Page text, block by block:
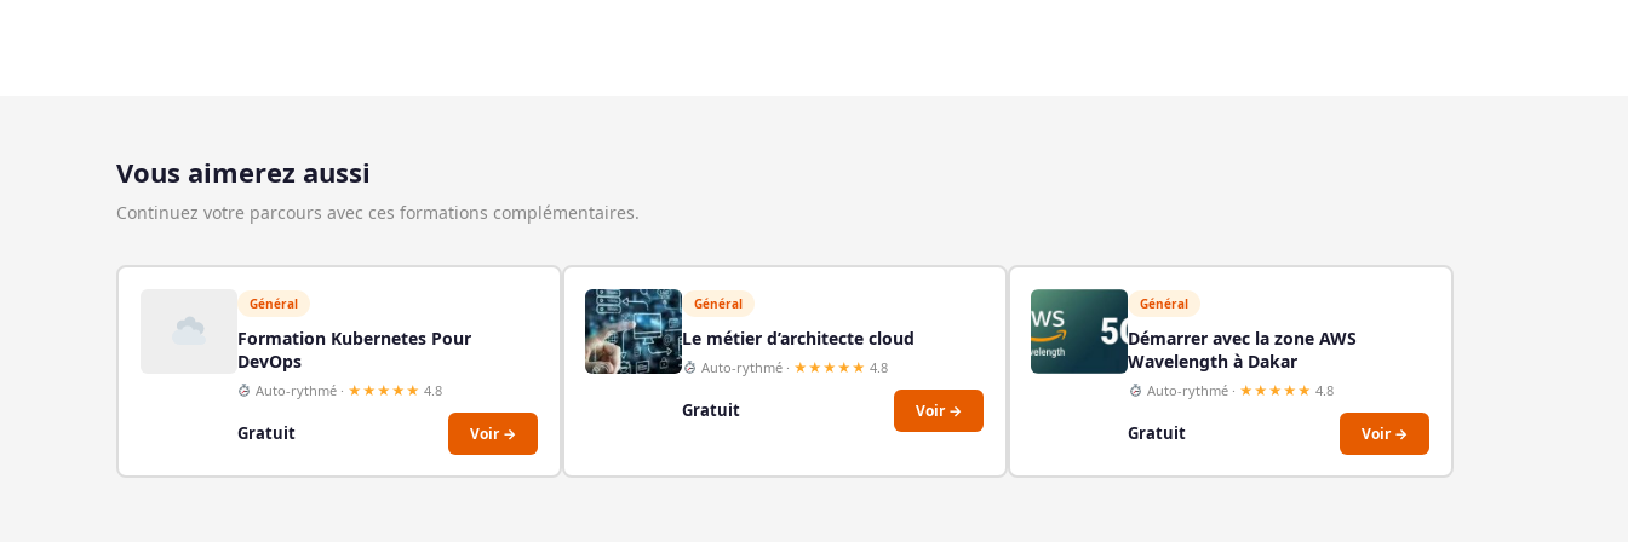
Vous aimerez aussi
Continuez votre parcours avec ces formations complémentaires.
Général
Formation Kubernetes Pour
DevOps
Auto-rythmé · ★★★★★ 4.8
Gratuit Voir →
Général
Le métier d’architecte cloud
Auto-rythmé · ★★★★★ 4.8
Gratuit Voir →
Général
Démarrer avec la zone AWS
Wavelength à Dakar
Auto-rythmé · ★★★★★ 4.8
Gratuit Voir →